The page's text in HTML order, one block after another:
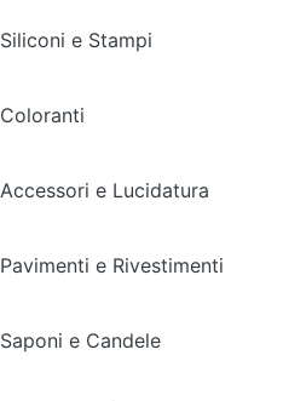
Siliconi e Stampi
Coloranti
Accessori e Lucidatura
Pavimenti e Rivestimenti
Saponi e Candele